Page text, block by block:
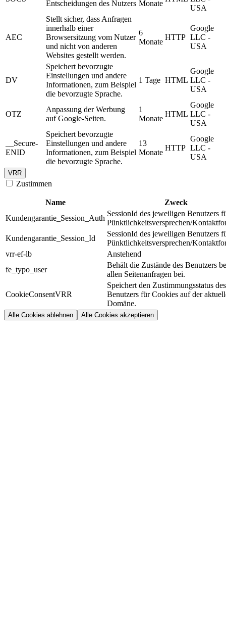
Entscheidungen des Nutzers Monate
USA
AEC
Stellt sicher, dass Anfragen
innerhalb einer
Browsersitzung vom Nutzer
und nicht von anderen
Websites gestellt werden.
6
Monate
HTTP
Google
LLC -
USA
DV
Speichert bevorzugte
Einstellungen und andere
Informationen, zum Beispiel
die bevorzugte Sprache.
1 Tage HTML
Google
LLC -
USA
OTZ
Anpassung der Werbung
auf Google-Seiten.
1
Monate
HTML
Google
LLC -
USA
__Secure-
ENID
Speichert bevorzugte
Einstellungen und andere
Informationen, zum Beispiel
die bevorzugte Sprache.
13
Monate
HTTP
Google
LLC -
USA
VRR
Zustimmen
Name
Zweck
Kundengarantie_Session_Auth
SessionId des jeweiligen Benutzers
Pünktlichkeitsversprechen/
Kundengarantie_Session_Id
SessionId des jeweiligen Benutzers
Pünktlichkeitsversprechen/
vrr-ef-lb
Anstehend
fe_typo_user
Behält die Zustände des Benutzers
allen Seitenanfragen bei.
CookieConsentVRR
Speichert den Zustimmungsstatus des
Benutzers für Cookies auf der
Domäne.
Alle Cookies ablehnen Alle Cookies akzeptieren